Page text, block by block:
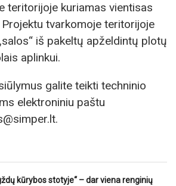
teritorijoje kuriamas vientisas
tvarkomoje teritorijoje
iš pakeltų apželdintų plotų
aplinkui.
galite teikti techninio
elektroniniu paštu
kūrybos stotyje“ – dar viena renginių